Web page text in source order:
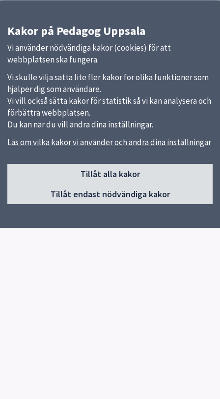
Kakor på Pedagog Uppsala
Vi använder nödvändiga kakor (cookies) för att
webbplatsen ska fungera.
Vi skulle vilja sätta lite fler kakor för olika funktioner som
hjälper dig som användare.
Vi vill också sätta kakor för statistik så vi kan analysera och
förbättra webbplatsen.
Du kan när du vill ändra dina inställningar.
Läs om vilka kakor vi använder och ändra dina inställningar
Tillåt alla kakor
Tillåt endast nödvändiga kakor
Sidfot
Om Pedagog Uppsala